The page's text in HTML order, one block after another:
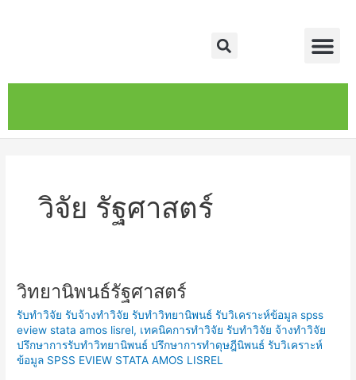
Search
วิจัย รัฐศาสตร์
วิทยานิพนธ์รัฐศาสตร์
รับทำวิจัย รับจ้างทำวิจัย รับทำวิทยานิพนธ์ รับวิเคราะห์ข้อมูล spss
eview stata amos lisrel, เทคนิคการทำวิจัย รับทำวิจัย จ้างทำวิจัย
ปรึกษาการรับทำวิทยานิพนธ์ ปรึกษาการทำดุษฎีนิพนธ์ รับวิเคราะห์
ข้อมูล SPSS EVIEW STATA AMOS LISREL
วิทยานิพนธ์